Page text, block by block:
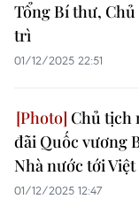
Tổng Bí thư,
trì
01/12/2025 22:51
Chủ tịch
đãi Quốc vương
Nhà nước tới
01/12/2025 12:47